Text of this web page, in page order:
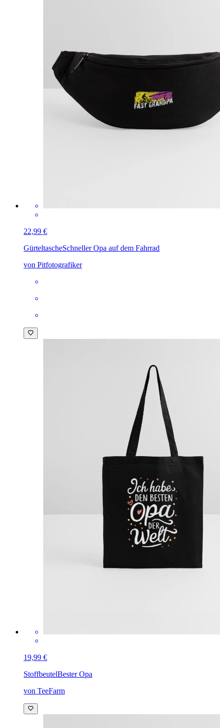
22,99 €
GürteltascheSchneller Opa auf dem Fahrrad
von Pitfotografiker
19,99 €
StoffbeutelBester Opa
von TeeFarm